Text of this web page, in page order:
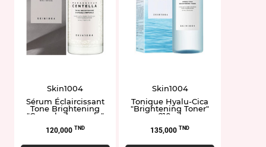
Skin1004
Sérum Éclaircissant
Tone Brightening
"Capsule Ampoule"
Prix
120,000 TND
Skin1004
Tonique Hyalu-Cica
"Brightening Toner"
210ml
Prix
135,000 TND